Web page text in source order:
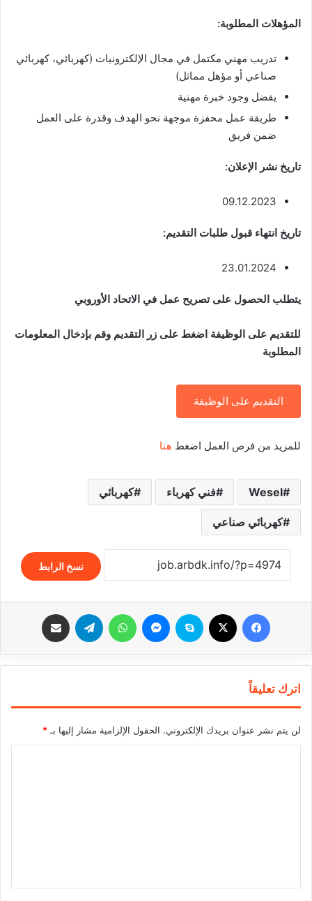
المؤهلات المطلوبة:
تدريب مهني مكتمل في مجال الإلكترونيات (كهربائي، كهربائي
صناعي أو مؤهل مماثل)
يفضل وجود خبرة مهنية
طريقة عمل محفزة موجهة نحو الهدف وقدرة على العمل
ضمن فريق
تاريخ نشر الإعلان:
09.12.2023
تاريخ انتهاء قبول طلبات التقديم:
23.01.2024
يتطلب الحصول على تصريح عمل في الاتحاد الأوروبي
للتقديم على الوظيفة اضغط على زر التقديم وقم بإدخال المعلومات
المطلوبة
التقديم على الوظيفة
للمزيد من فرص العمل اضغط هنا
Wesel فني كهرباء كهربائي
كهربائي صناعي
نسخ الرابط
اترك تعليقاً
لن يتم نشر عنوان بريدك الإلكتروني. الحقول الإلزامية مشار إليها بـ*